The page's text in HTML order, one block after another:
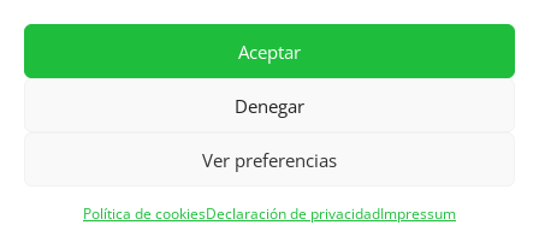
Aceptar
Denegar
Ver preferencias
Política de cookiesDeclaración de privacidadImpressum
Diseñado por Asesoría SIC